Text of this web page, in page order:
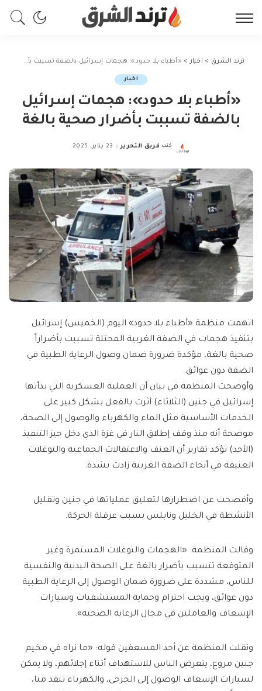
ترند الشرق > اخبار > «أطباء بلا حدود»: هجمات إسرائيل بالضفة تسببت بأضرار صحية بالغة
اخبار
«أطباء بلا حدود»: هجمات إسرائيل
بالضفة تسببت بأضرار صحية بالغة
Posted
كتب فريق التحرير 23 يناير، 2025
اتهمت منظمة «أطباء بلا حدود» اليوم (الخميس) إسرائيل
بتنفيذ هجمات في الضفة الغربية المحتلة تسببت بأضراراً
صحية بالغة، مؤكدة ضرورة ضمان وصول الرعاية الطبية في
الضفة دون عوائق.
وأوضحت المنظمة في بيان أن العملية العسكرية التي بدأتها
إسرائيل في جنين (الثلاثاء) أثرت بالفعل بشكل كبير على
الخدمات الأساسية مثل الماء والكهرباء والوصول إلى الصحة،
موضحة أنه منذ وقف إطلاق النار في غزة الذي دخل حيز التنفيذ
(الأحد) تؤكد تقارير أن العنف والاعتقالات الجماعية والتوغلات
العنيفة في أنحاء الضفة الغربية زادت بشدة.
وأفصحت عن اضطرارها لتعليق عملياتها في جنين وتقليل
الأنشطة في الخليل ونابلس بسبب عرقلة الحركة.
وقالت المنظمة: «الهجمات والتوغلات المستمرة وغير
المتوقعة تتسبب بأضرار بالغة على الصحة البدنية والنفسية
للناس، مشددة على ضرورة ضمان الوصول إلى الرعاية الطبية
دون عوائق، ويجب احترام وحماية المستشفيات وسيارات
الإسعاف والعاملين في مجال الرعاية الصحية».
ونقلت المنظمة عن أحد المسعفين قوله: «ما نراه في مخيم
جنين مروع، يتعرض الناس للاستهداف أثناء إجلائهم، ولا يمكن
لسيارات الإسعاف الوصول إلى الجرحى، والكهرباء تنفد منا،